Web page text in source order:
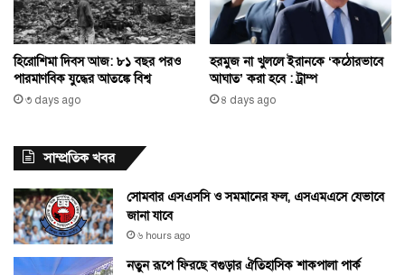
হিরোশিমা দিবস আজ: ৮১ বছর পরও
পারমাণবিক যুদ্ধের আতঙ্কে বিশ্ব
৩ days ago
হরমুজ না খুললে ইরানকে ‘কঠোরভাবে
আঘাত’ করা হবে : ট্রাম্প
৪ days ago
সাম্প্রতিক খবর
সোমবার এসএসসি ও সমমানের ফল, এসএমএসে যেভাবে
জানা যাবে
৬ hours ago
নতুন রূপে ফিরছে বগুড়ার ঐতিহাসিক শাকপালা পার্ক